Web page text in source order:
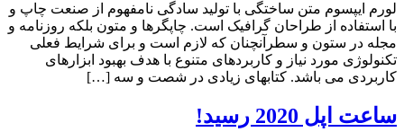
لورم ایپسوم متن ساختگی با تولید سادگی نامفهوم از صنعت چاپ و
با استفاده از طراحان گرافیک است. چاپگرها و متون بلکه روزنامه و
مجله در ستون و سطرآنچنان که لازم است و برای شرایط فعلی
تکنولوژی مورد نیاز و کاربردهای متنوع با هدف بهبود ابزارهای
کاربردی می باشد. کتابهای زیادی در شصت و سه […]
ساعت اپل 2020 رسید!